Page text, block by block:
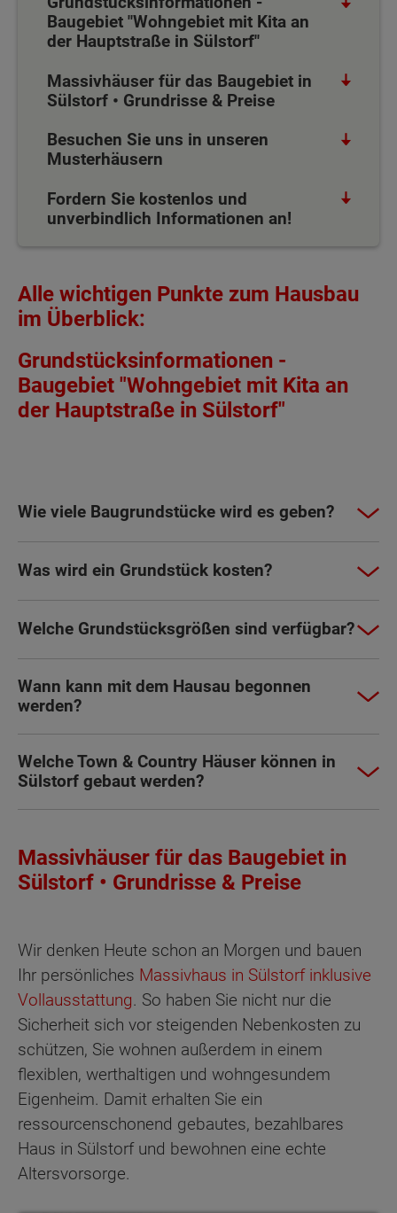
Baugebiet "Wohngebiet mit Kita an
der Hauptstraße in Sülstorf"
Massivhäuser für das Baugebiet in
Sülstorf • Grundrisse & Preise
Besuchen Sie uns in unseren
Musterhäusern
Fordern Sie kostenlos und
unverbindlich Informationen an!
Alle wichtigen Punkte zum Hausbau
im Überblick:
Grundstücksinformationen -
Baugebiet "Wohngebiet mit Kita an
der Hauptstraße in Sülstorf"
Wie viele Baugrundstücke wird es geben?
Was wird ein Grundstück kosten?
Welche Grundstücksgrößen sind verfügbar?
Wann kann mit dem Hausau begonnen
werden?
Welche Town & Country Häuser können in
Sülstorf gebaut werden?
Massivhäuser für das Baugebiet in
Sülstorf • Grundrisse & Preise
Wir denken Heute schon an Morgen und bauen
Ihr persönliches Massivhaus in Sülstorf inklusive
Vollausstattung. So haben Sie nicht nur die
Sicherheit sich vor steigenden Nebenkosten zu
schützen, Sie wohnen außerdem in einem
flexiblen, werthaltigen und wohngesundem
Eigenheim. Damit erhalten Sie ein
ressourcenschonend gebautes, bezahlbares
Haus in Sülstorf und bewohnen eine echte
Altersvorsorge.